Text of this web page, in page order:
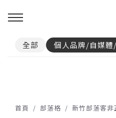
全部 個人品牌/自媒體
首頁 部落格 新竹部落客非